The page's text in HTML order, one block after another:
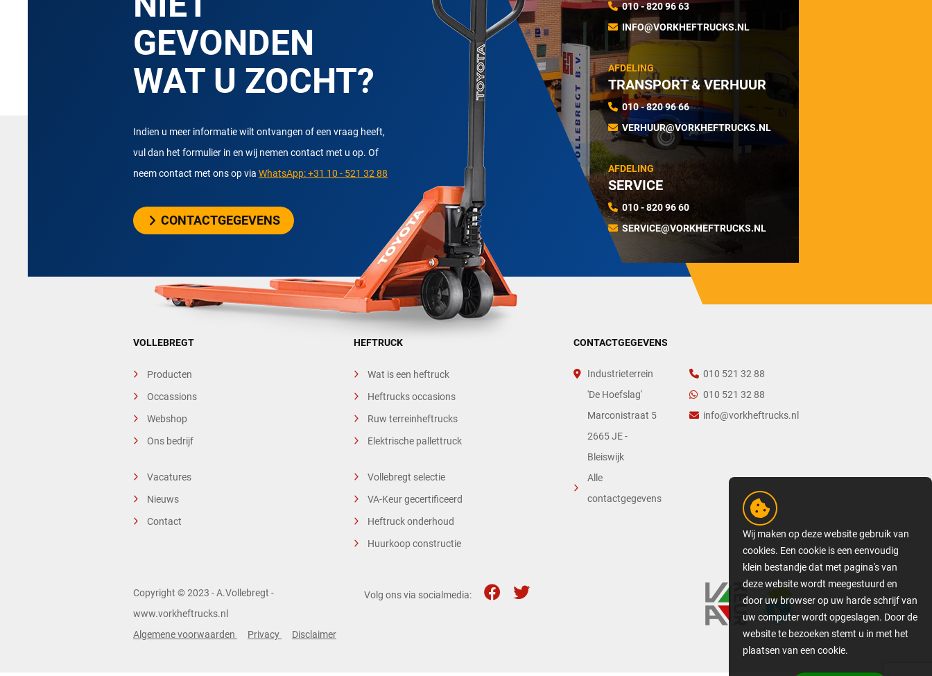
GEVONDEN
WAT U ZOCHT?
Indien u meer informatie wilt ontvangen of een vraag heeft,
vul dan het formulier in en wij nemen contact met u op. Of
neem contact met ons op via WhatsApp: +31 10 - 521 32 88
CONTACTGEGEVENS
010 - 820 96 63
INFO@VORKHEFTRUCKS.NL
AFDELING
TRANSPORT & VERHUUR
010 - 820 96 66
VERHUUR@VORKHEFTRUCKS.NL
AFDELING
SERVICE
010 - 820 96 60
SERVICE@VORKHEFTRUCKS.NL
VOLLEBREGT
Producten
Occassions
Webshop
Ons bedrijf
Vacatures
Nieuws
Contact
HEFTRUCK
Wat is een heftruck
Heftrucks occasions
Ruw terreinheftrucks
Elektrische pallettruck
Vollebregt selectie
VA-Keur gecertificeerd
Heftruck onderhoud
Huurkoop constructie
CONTACTGEGEVENS
Industrieterrein
'De Hoefslag'
Marconistraat 5
2665 JE -
Bleiswijk
Alle
contactgegevens
010 521 32 88
010 521 32 88
info@vorkheftrucks.nl
Copyright © 2023 - A.Vollebregt -
www.vorkheftrucks.nl
Algemene voorwaarden
Privacy Disclaimer
Volg ons via socialmedia:
Wij maken op deze website gebruik van
cookies. Een cookie is een eenvoudig
klein bestandje dat met pagina's van
deze website wordt meegestuurd en
door uw browser op uw harde schrijf van
uw computer wordt opgeslagen. Door de
website te bezoeken stemt u in met het
plaatsen van een cookie.